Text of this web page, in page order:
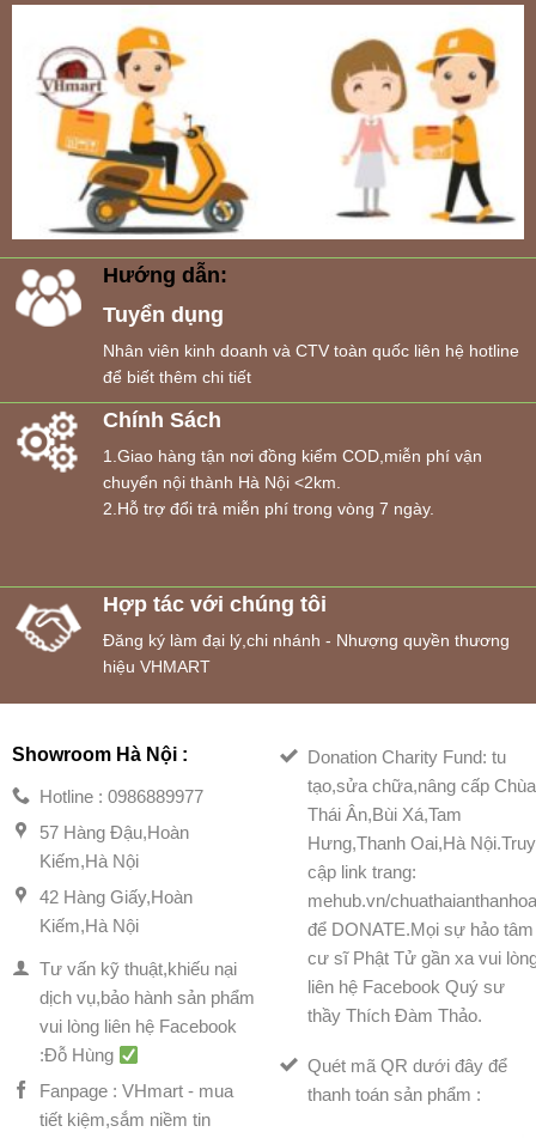
Hướng dẫn:
Tuyển dụng
Nhân viên kinh doanh và CTV toàn quốc liên hệ hotline
để biết thêm chi tiết
Chính Sách
1.Giao hàng tận nơi đồng kiểm COD,miễn phí vận
chuyển nội thành Hà Nội <2km.
2.Hỗ trợ đổi trả miễn phí trong vòng 7 ngày.
Hợp tác với chúng tôi
Đăng ký làm đại lý,chi nhánh - Nhượng quyền thương
hiệu VHMART
Showroom Hà Nội :
Hotline : 0986889977
57 Hàng Đậu,Hoàn
Kiếm,Hà Nội
42 Hàng Giấy,Hoàn
Kiếm,Hà Nội
Tư vấn kỹ thuật,khiếu nại
dịch vụ,bảo hành sản phẩm
vui lòng liên hệ Facebook
:Đỗ Hùng
Fanpage : VHmart - mua
tiết kiệm,sắm niềm tin
Donation Charity Fund: tu
tạo,sửa chữa,nâng cấp Chùa
Thái Ân,Bùi Xá,Tam
Hưng,Thanh Oai,Hà Nội.Truy
cập link trang:
mehub.vn/
để DONATE.Mọi sự hảo tâm
cư sĩ Phật Tử gần xa vui
liên hệ Facebook Quý sư
thầy Thích Đàm Thảo.
Quét mã QR dưới đây để
thanh toán sản phẩm :